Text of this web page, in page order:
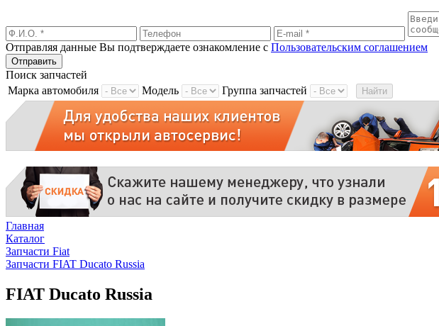
Отправляя данные Вы подтверждаете ознакомление с Пользовательским соглашением
Поиск запчастей
Марка автомобиля
Модель Группа запчастей
Главная
Каталог
Запчасти Fiat
Запчасти FIAT Ducato Russia
FIAT Ducato Russia